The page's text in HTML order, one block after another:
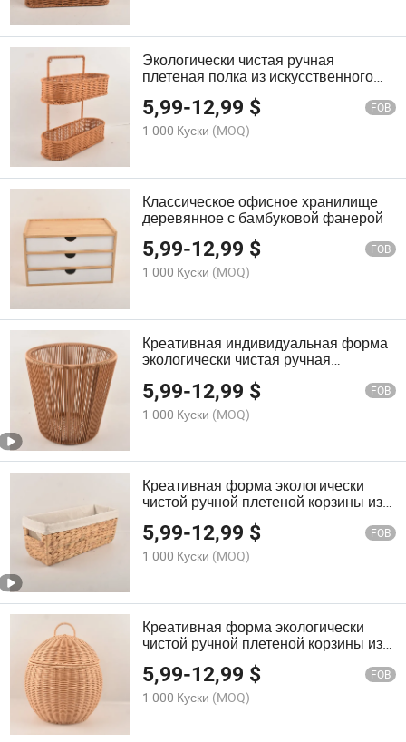
Экологически чистая ручная
плетеная полка из искусственного
ротанга для домашнего декора
5,99-12,99 $ FOB
1 000 Куски (MOQ)
Классическое офисное хранилище
деревянное с бамбуковой фанерой
5,99-12,99 $ FOB
1 000 Куски (MOQ)
Креативная индивидуальная форма
экологически чистая ручная
искусственного ротанга, корзина для
хранения из искусственного
плетения, ротанговый горшок,
декора
5,99-12,99 $ FOB
1 000 Куски (MOQ)
Креативная форма экологически
чистой ручной плетеной корзины из
водяного гиацинта для домашнего
декора
5,99-12,99 $ FOB
1 000 Куски (MOQ)
Креативная форма экологически
чистой ручной плетеной корзины из
ротанга с крышкой для домашнего
декора
5,99-12,99 $ FOB
1 000 Куски (MOQ)